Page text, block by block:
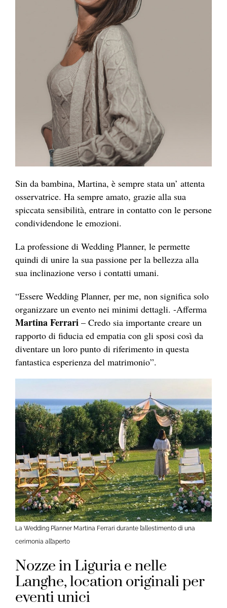
Sin da bambina, Martina, è sempre stata un’ attenta
osservatrice. Ha sempre amato, grazie alla sua
spiccata sensibilità, entrare in contatto con le persone
condividendone le emozioni.
La professione di Wedding Planner, le permette
quindi di unire la sua passione per la bellezza alla
sua inclinazione verso i contatti umani.
“Essere Wedding Planner, per me, non significa solo
organizzare un evento nei minimi dettagli. -Afferma
Martina Ferrari – Credo sia importante creare un
rapporto di fiducia ed empatia con gli sposi così da
diventare un loro punto di riferimento in questa
fantastica esperienza del matrimonio”.
La Wedding Planner Martina Ferrari durante l’allestimento di una
cerimonia all’aperto
Nozze in Liguria e nelle
Langhe, location originali per
eventi unici